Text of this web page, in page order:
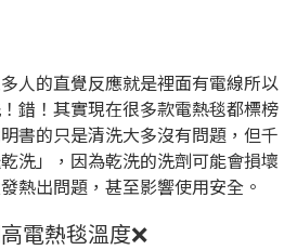
人的直覺反應就是裡面有電線所以
錯！其實現在很多款電熱毯都標榜
書的只是清洗大多沒有問題，但千
洗」，因為乾洗的洗劑可能會損壞
熱出問題，甚至影響使用安全。
電熱毯溫度❌